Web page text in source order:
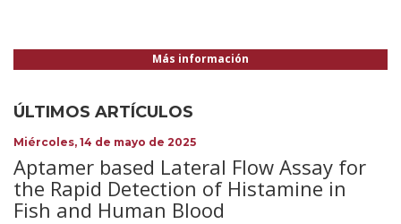
Más información
ÚLTIMOS ARTÍCULOS
Miércoles, 14 de mayo de 2025
Aptamer based Lateral Flow Assay for
the Rapid Detection of Histamine in
Fish and Human Blood